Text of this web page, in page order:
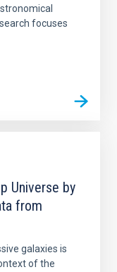
focuses
Universe by
from
galaxies is
of the